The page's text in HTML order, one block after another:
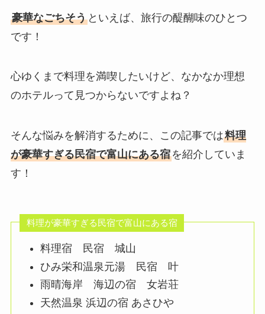
豪華なごちそうといえば、旅行の醍醐味のひとつ
です！
心ゆくまで料理を満喫したいけど、なかなか理想
のホテルって見つからないですよね？
そんな悩みを解消するために、この記事では料理
が豪華すぎる民宿で富山にある宿を紹介していま
す！
料理が豪華すぎる民宿で富山にある宿
料理宿 民宿 城山
ひみ栄和温泉元湯 民宿 叶
雨晴海岸 海辺の宿 女岩荘
天然温泉 浜辺の宿 あさひや